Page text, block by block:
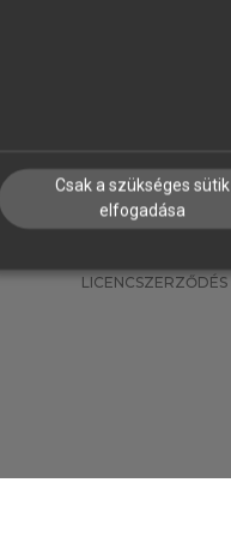
LICENCSZERZŐDÉS
Csak a szükséges sütik
elfogadása